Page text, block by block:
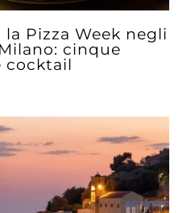
Pizza Week negli
cinque
cocktail